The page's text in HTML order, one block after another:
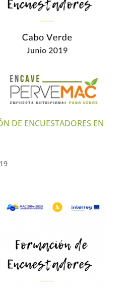
DE ENCUESTADORES EN